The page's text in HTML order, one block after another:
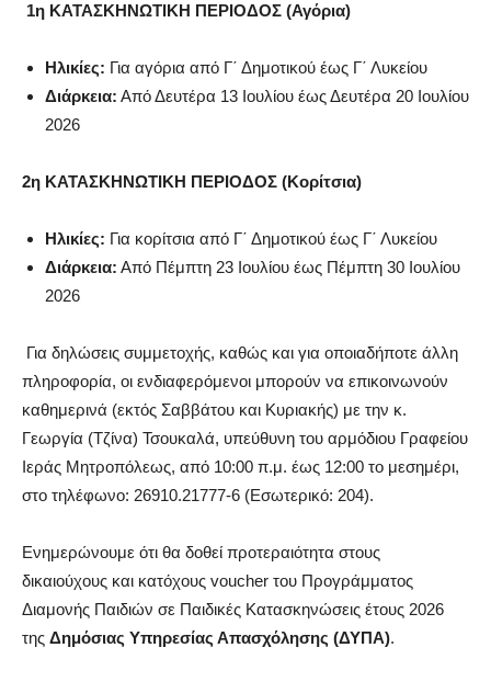
1η ΚΑΤΑΣΚΗΝΩΤΙΚΗ ΠΕΡΙΟΔΟΣ (Αγόρια)
Ηλικίες: Για αγόρια από Γ΄ Δημοτικού έως Γ΄ Λυκείου
Διάρκεια: Από Δευτέρα 13 Ιουλίου έως Δευτέρα 20 Ιουλίου
2026
2η ΚΑΤΑΣΚΗΝΩΤΙΚΗ ΠΕΡΙΟΔΟΣ (Κορίτσια)
Ηλικίες: Για κορίτσια από Γ΄ Δημοτικού έως Γ΄ Λυκείου
Διάρκεια: Από Πέμπτη 23 Ιουλίου έως Πέμπτη 30 Ιουλίου
2026
Για δηλώσεις συμμετοχής, καθώς και για οποιαδήποτε άλλη
πληροφορία, οι ενδιαφερόμενοι μπορούν να επικοινωνούν
καθημερινά (εκτός Σαββάτου και Κυριακής) με την κ.
Γεωργία (Τζίνα) Τσουκαλά, υπεύθυνη του αρμόδιου Γραφείου
Ιεράς Μητροπόλεως, από 10:00 π.μ. έως 12:00 το μεσημέρι,
στο τηλέφωνο: 26910.21777-6 (Εσωτερικό: 204).
Ενημερώνουμε ότι θα δοθεί προτεραιότητα στους
δικαιούχους και κατόχους voucher του Προγράμματος
Διαμονής Παιδιών σε Παιδικές Κατασκηνώσεις έτους 2026
της Δημόσιας Υπηρεσίας Απασχόλησης (ΔΥΠΑ).